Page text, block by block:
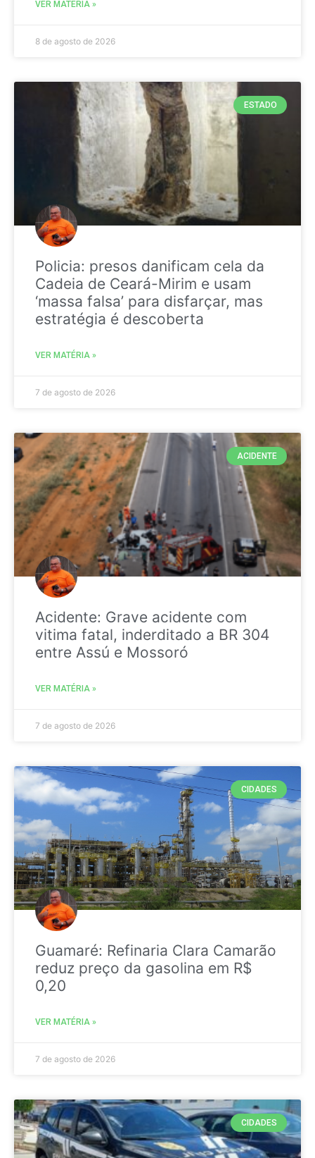
VER MATÉRIA »
8 de agosto de 2026
ESTADO
Policia: presos danificam cela da
Cadeia de Ceará-Mirim e usam
‘massa falsa’ para disfarçar, mas
estratégia é descoberta
VER MATÉRIA »
7 de agosto de 2026
ACIDENTE
Acidente: Grave acidente com
vitima fatal, inderditado a BR 304
entre Assú e Mossoró
VER MATÉRIA »
7 de agosto de 2026
CIDADES
Guamaré: Refinaria Clara Camarão
reduz preço da gasolina em R$
0,20
VER MATÉRIA »
7 de agosto de 2026
CIDADES